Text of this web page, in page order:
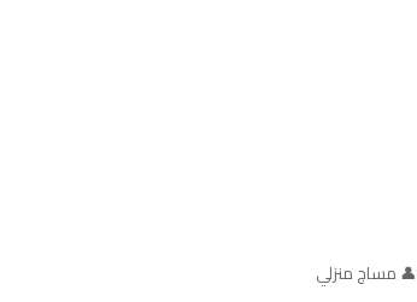
👤 مساج منزلي